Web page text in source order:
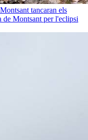
tancaran els
de Montsant per l'eclipsi